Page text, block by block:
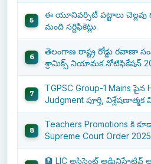
ఈ యూనివర్సిటీ పట్టాలు చెల్లవు
మంది సర్టిఫికెట్లు
తెలంగాణ రాష్ట్ర రోడ్డు రవాణా
శ్రామిక్స్ నియామక నోటిఫికేషన్
TGPSC Group-1 Mains పైన
Judgment పూర్తి, విశ్లేషణాత్మక
Teachers Promotions కి
Supreme Court Order
🏦 LIC అసిస్టెంట్ అడ్మినిస్ట్రేటివ్